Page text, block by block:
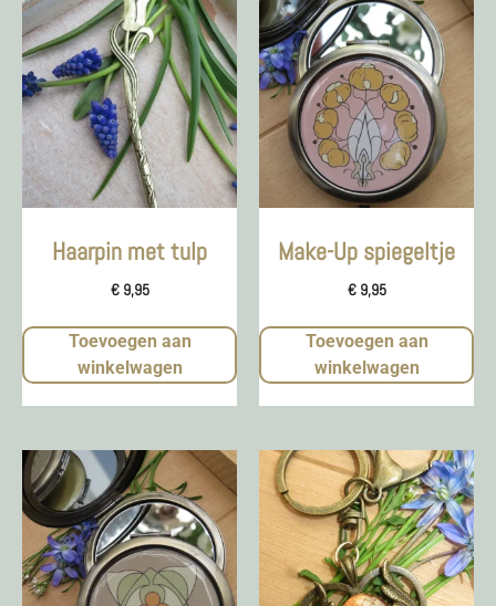
Haarpin met tulp
€9,95
Toevoegen aan
winkelwagen
Make-Up spiegeltje
€9,95
Toevoegen aan
winkelwagen